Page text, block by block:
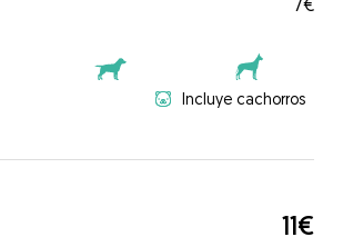
7€
Incluye cachorros
11€